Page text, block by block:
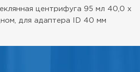
центрифуга 95 мл 40,0 x
для адаптера ID 40 мм